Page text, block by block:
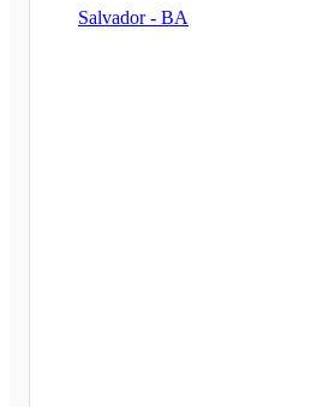
Salvador - BA